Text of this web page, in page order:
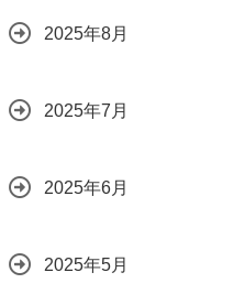
2025年8月
2025年7月
2025年6月
2025年5月